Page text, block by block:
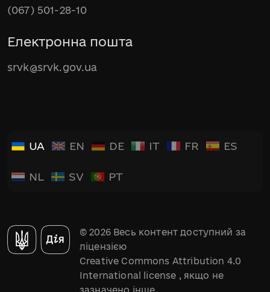
(067) 501-28-10
Електронна пошта
srvk@srvk.gov.ua
UA EN DE IT FR ES
NL SV PT
© 2026 Весь контент доступний за
ліцензією
Creative Commons Attribution 4.0
International license , якщо не
зазначено інше